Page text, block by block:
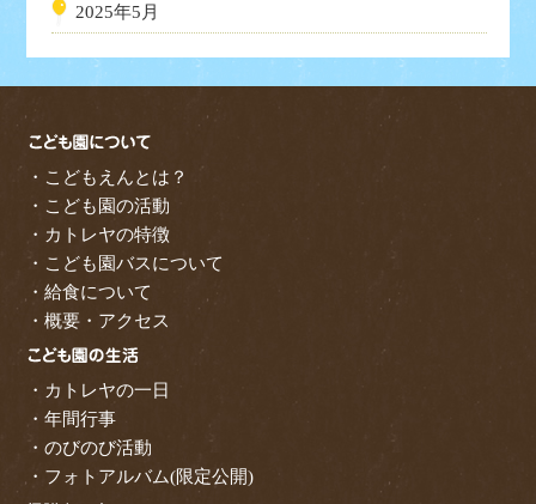
2025年5月
・こどもえんとは？
・こども園の活動
・カトレヤの特徴
・こども園バスについて
・給食について
・概要・アクセス
・カトレヤの一日
・年間行事
・のびのび活動
・フォトアルバム(限定公開)